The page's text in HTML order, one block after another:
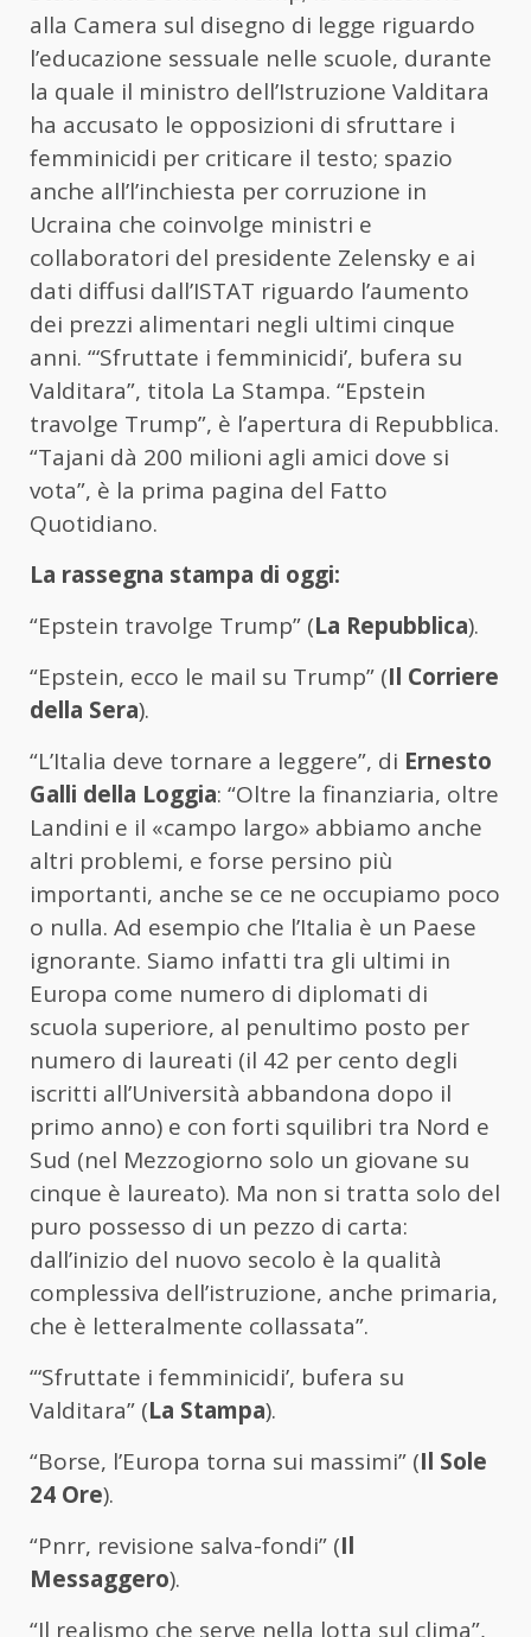
alla Camera sul disegno di legge riguardo
l’educazione sessuale nelle scuole, durante
la quale il ministro dell’Istruzione Valditara
ha accusato le opposizioni di sfruttare i
femminicidi per criticare il testo; spazio
anche all’l’inchiesta per corruzione in
Ucraina che coinvolge ministri e
collaboratori del presidente Zelensky e ai
dati diffusi dall’ISTAT riguardo l’aumento
dei prezzi alimentari negli ultimi cinque
anni. “‘Sfruttate i femminicidi’, bufera su
Valditara”, titola La Stampa. “Epstein
travolge Trump”, è l’apertura di Repubblica.
“Tajani dà 200 milioni agli amici dove si
vota”, è la prima pagina del Fatto
Quotidiano.
La rassegna stampa di oggi:
“Epstein travolge Trump” (La Repubblica).
“Epstein, ecco le mail su Trump” (Il Corriere
della Sera).
“L’Italia deve tornare a leggere”, di Ernesto
Galli della Loggia: “Oltre la finanziaria, oltre
Landini e il «campo largo» abbiamo anche
altri problemi, e forse persino più
importanti, anche se ce ne occupiamo poco
o nulla. Ad esempio che l’Italia è un Paese
ignorante. Siamo infatti tra gli ultimi in
Europa come numero di diplomati di
scuola superiore, al penultimo posto per
numero di laureati (il 42 per cento degli
iscritti all’Università abbandona dopo il
primo anno) e con forti squilibri tra Nord e
Sud (nel Mezzogiorno solo un giovane su
cinque è laureato). Ma non si tratta solo del
puro possesso di un pezzo di carta:
dall’inizio del nuovo secolo è la qualità
complessiva dell’istruzione, anche primaria,
che è letteralmente collassata”.
“‘Sfruttate i femminicidi’, bufera su
Valditara” (La Stampa).
“Borse, l’Europa torna sui massimi” (Il Sole
24 Ore).
“Pnrr, revisione salva-fondi” (Il
Messaggero).
“Il realismo che serve nella lotta sul clima”,